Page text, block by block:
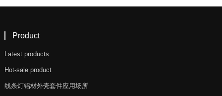
Product
Latest products
Hot-sale product
线条灯铝材外壳套件应用场所